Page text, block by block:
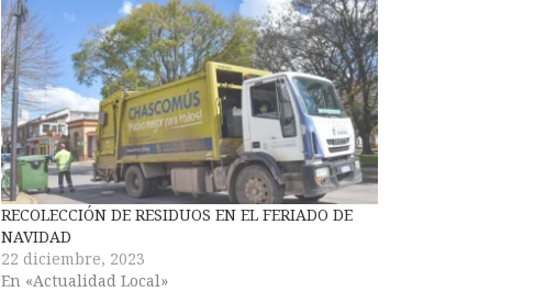
RECOLECCIÓN DE RESIDUOS EN EL FERIADO DE
NAVIDAD
22 diciembre, 2023
En «Actualidad Local»